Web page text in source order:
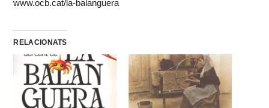
www.ocb.cat/la-balanguera
RELACIONATS